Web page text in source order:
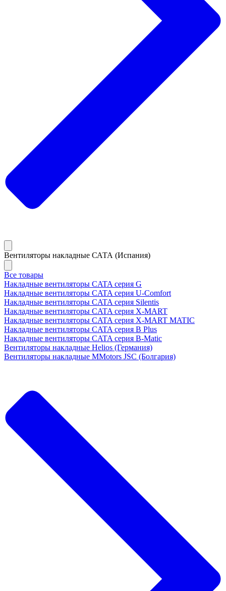
Вентиляторы накладные САТА (Испания)
Все товары
Накладные вентиляторы CATA серия G
Накладные вентиляторы CATA серия U-Comfort
Накладные вентиляторы CATA серия Silentis
Накладные вентиляторы CATA серия X-MART
Накладные вентиляторы CATA серия X-MART MATIC
Накладные вентиляторы CATA серия B Plus
Накладные вентиляторы CATA серия B-Matic
Вентиляторы накладные Helios (Германия)
Вентиляторы накладные MMotors JSC (Болгария)